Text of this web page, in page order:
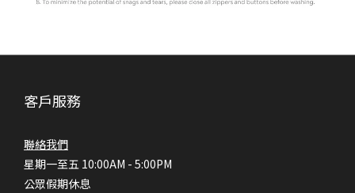
客戶服務
聯絡我們
星期一至五 10:00AM - 5:00PM
公眾假期休息